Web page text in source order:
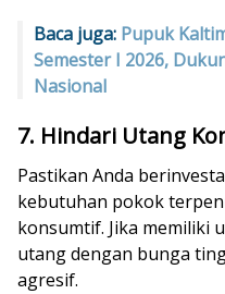
Baca juga: Pupuk
Semester I 2026,
Nasional
7. Hindari Utang
Pastikan Anda
kebutuhan pokok
konsumtif. Jika memiliki
utang dengan bunga
agresif.